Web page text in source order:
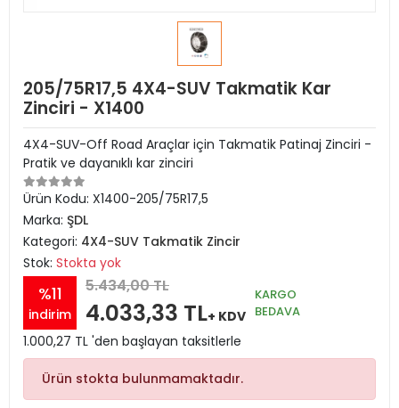
205/75R17,5 4X4-SUV Takmatik Kar
Zinciri - X1400
4X4-SUV-Off Road Araçlar için Takmatik Patinaj Zinciri -
Pratik ve dayanıklı kar zinciri
Ürün Kodu: X1400-205/75R17,5
Marka: ŞDL
Kategori: 4X4-SUV Takmatik Zincir
Stok: Stokta yok
%11
indirim
5.434,00 TL
4.033,33 TL+ KDV
KARGO
BEDAVA
1.000,27 TL 'den başlayan taksitlerle
Ürün stokta bulunmamaktadır.